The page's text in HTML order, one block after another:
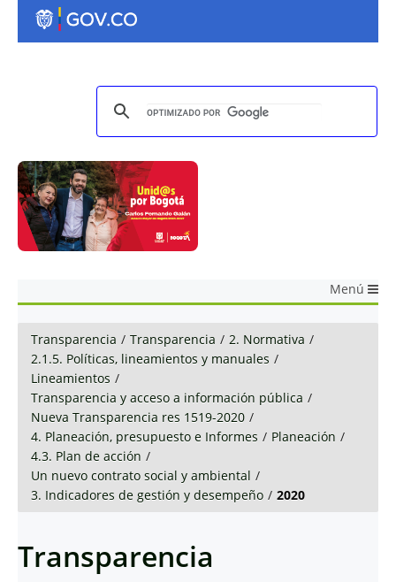
Menú
Transparencia / Transparencia / 2. Normativa /
2.1.5. Políticas, lineamientos y manuales /
Lineamientos /
Transparencia y acceso a información pública /
Nueva Transparencia res 1519-2020 /
4. Planeación, presupuesto e Informes / Planeación /
4.3. Plan de acción /
Un nuevo contrato social y ambiental /
3. Indicadores de gestión y desempeño / 2020
Transparencia